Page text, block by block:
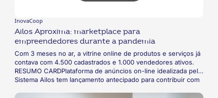
InovaCoop
Ailos Aproxima: marketplace para
empreendedores durante a pandemia
Com 3 meses no ar, a vitrine online de produtos e serviços já
contava com 4.500 cadastrados e 1.000 vendedores ativos.
RESUMO CARDPlataforma de anúncios on-line idealizada pelo
Sistema Ailos tem lançamento antecipado para contribuir com